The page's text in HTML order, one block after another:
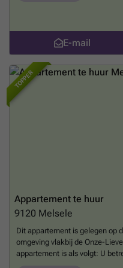
eetkamer voorzien van
keuken. Twee slaapkamers
eenpersoonskamer. De
spiegel en toilet. Nog enkele
verwarming op aardgas,
parkeermogelijkheden en geen
vrij vanaf heden. Interesse?
contacteren ( ### ).
E-mail
TOPPER
Appartement te huur
9120 Melsele
Dit appartement is gelegen op
omgeving vlakbij de Onze-
appartement is als volgt: U